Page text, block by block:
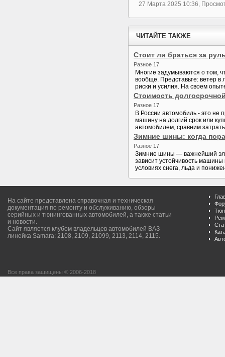
27 Марта 2025 10:36,
ЧИТАЙТЕ ТАКЖЕ
Стоит ли браться за
Разное 17
Многие задумываются о том,
вообще. Представьте: ветер в
риски и усилия. На своем
Стоимость
Разное 17
В России автомобиль - это не
машину на долгий срок или
автомобилем, сравним
Зимние шины: когда
Разное 17
Зимние шины — важнейший
зависит устойчивость
условиях снега, льда и
На сайте представлена справочная и техническая
документация по ремонту и обслуживанию, обзоры
серийных и тюнингованных автомобилей, а также статьи
и новости.
Сайт является клубом владельцев автомобилей ВАЗ
линейка Samara: 2108, 2109, 21099, 2113, 2114, 2115.
Все права защищены © 2006-2018